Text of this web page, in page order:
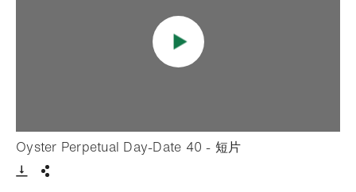
Oyster Perpetual Day-Date 40 - 短片- 打開lightbox